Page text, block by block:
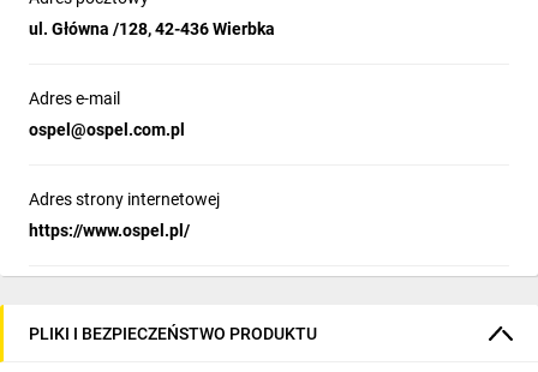
ul. Główna /128, 42-436 Wierbka
Adres e-mail
ospel@ospel.com.pl
Adres strony internetowej
https://www.ospel.pl/
PLIKI I BEZPIECZEŃSTWO PRODUKTU